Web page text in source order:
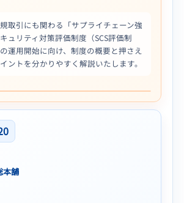
取引にも関わる「サプライチェーン強
ュリティ対策評価制度（SCS評価制
運用開始に向け、制度の概要と押さえ
ントを分かりやすく解説いたします。
本舗